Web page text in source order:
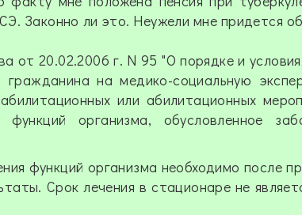
Законно ли это. Неужели мне придется
от 20.02.2006 г. N 95 "О порядке и
на медико-социальную
или абилитационных
организма, обусловленное
функций организма необходимо после
Срок лечения в стационаре не